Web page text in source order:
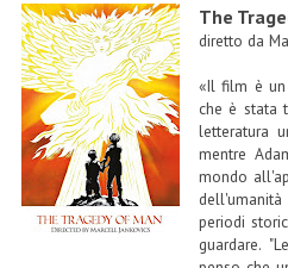
The
diretto da
«Il film è un
che è stata
letteratura
mentre
mondo
periodi
guardare.